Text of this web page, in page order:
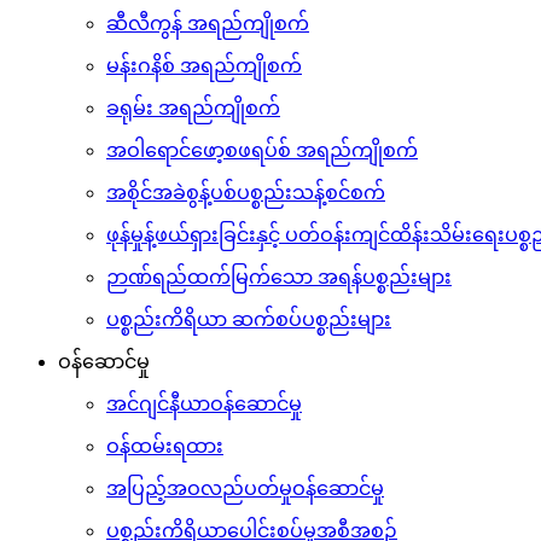
ဆီလီကွန် အရည်ကျိုစက်
မန်းဂနိစ် အရည်ကျိုစက်
ခရုမ်း အရည်ကျိုစက်
အဝါရောင်ဖော့စဖရပ်စ် အရည်ကျိုစက်
အစိုင်အခဲစွန့်ပစ်ပစ္စည်းသန့်စင်စက်
ဖုန်မှုန့်ဖယ်ရှားခြင်းနှင့် ပတ်ဝန်းကျင်ထိန်းသိမ်းရေးပစ္
ဉာဏ်ရည်ထက်မြက်သော အရန်ပစ္စည်းများ
ပစ္စည်းကိရိယာ ဆက်စပ်ပစ္စည်းများ
ဝန်ဆောင်မှု
အင်ဂျင်နီယာဝန်ဆောင်မှု
ဝန်ထမ်းရထား
အပြည့်အဝလည်ပတ်မှုဝန်ဆောင်မှု
ပစ္စည်းကိရိယာပေါင်းစပ်မှုအစီအစဉ်